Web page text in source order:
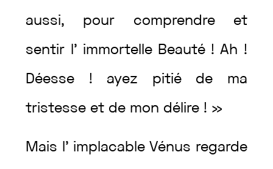
aussi, pour comprendre et
sentir l’ immortelle Beauté !Ah !
Déesse ! ayez pitié de ma
tristesse et de mon délire ! »
Mais l’ implacable Vénus regarde